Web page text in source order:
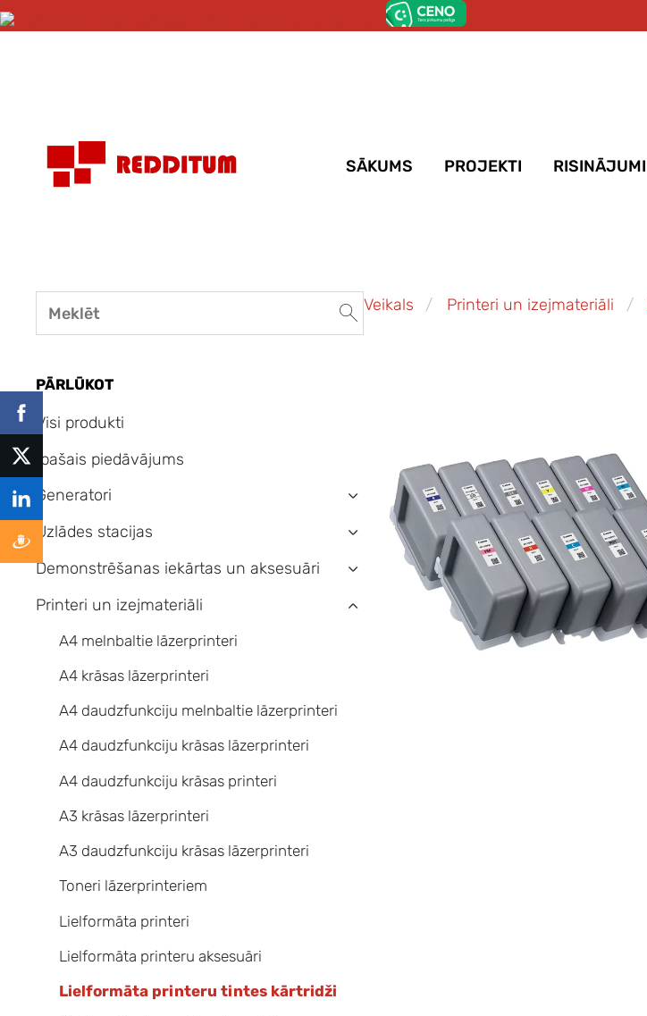
SĀKUMS PROJEKTI RISINĀJUMI
PĀRLŪKOT
Visi produkti
Īpašais piedāvājums
Ģeneratori
›
Uzlādes stacijas ›
Demonstrēšanas iekārtas un aksesuāri ›
Printeri un izejmateriāli
A4 melnbaltie lāzerprinteri
A4 krāsas lāzerprinteri
A4 daudzfunkciju melnbaltie lāzerprinteri
A4 daudzfunkciju krāsas lāzerprinteri
A4 daudzfunkciju krāsas printeri
A3 krāsas lāzerprinteri
A3 daudzfunkciju krāsas lāzerprinteri
Toneri lāzerprinteriem
Lielformāta printeri
Lielformāta printeru aksesuāri
Lielformāta printeru tintes kārtridži
›
Veikals Printeri un izejmateriāli